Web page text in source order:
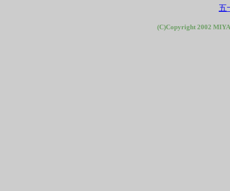
五
(C)Copyright 2002